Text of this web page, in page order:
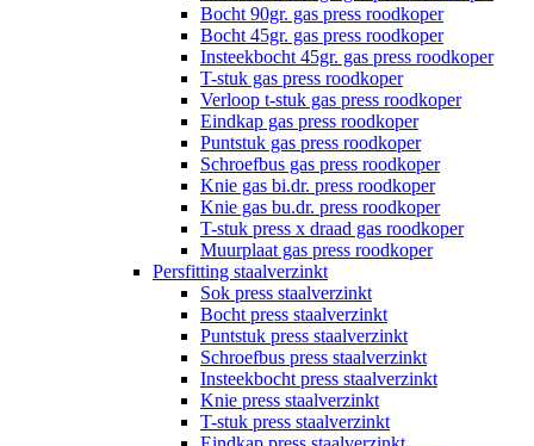
Bocht 90gr. gas press roodkoper
Bocht 45gr. gas press roodkoper
Insteekbocht 45gr. gas press roodkoper
T-stuk gas press roodkoper
Verloop t-stuk gas press roodkoper
Eindkap gas press roodkoper
Puntstuk gas press roodkoper
Schroefbus gas press roodkoper
Knie gas bi.dr. press roodkoper
Knie gas bu.dr. press roodkoper
T-stuk press x draad gas roodkoper
Muurplaat gas press roodkoper
Persfitting staalverzinkt
Sok press staalverzinkt
Bocht press staalverzinkt
Puntstuk press staalverzinkt
Schroefbus press staalverzinkt
Insteekbocht press staalverzinkt
Knie press staalverzinkt
T-stuk press staalverzinkt